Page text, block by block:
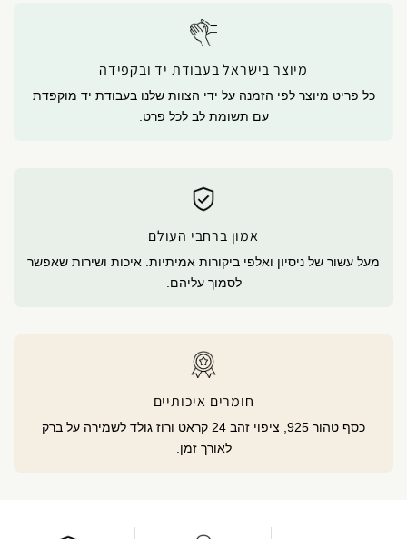
מיוצר בישראל בעבודת יד ובקפידה
כל פריט מיוצר לפי הזמנה על ידי הצוות שלנו בעבודת יד מוקפדת
עם תשומת לב לכל פרט.
אמון ברחבי העולם
מעל עשור של ניסיון ואלפי ביקורות אמיתיות. איכות ושירות שאפשר
לסמוך עליהם.
חומרים איכותיים
כסף טהור 925, ציפוי זהב 24 קראט ורוז גולד לשמירה על ברק
לאורך זמן.